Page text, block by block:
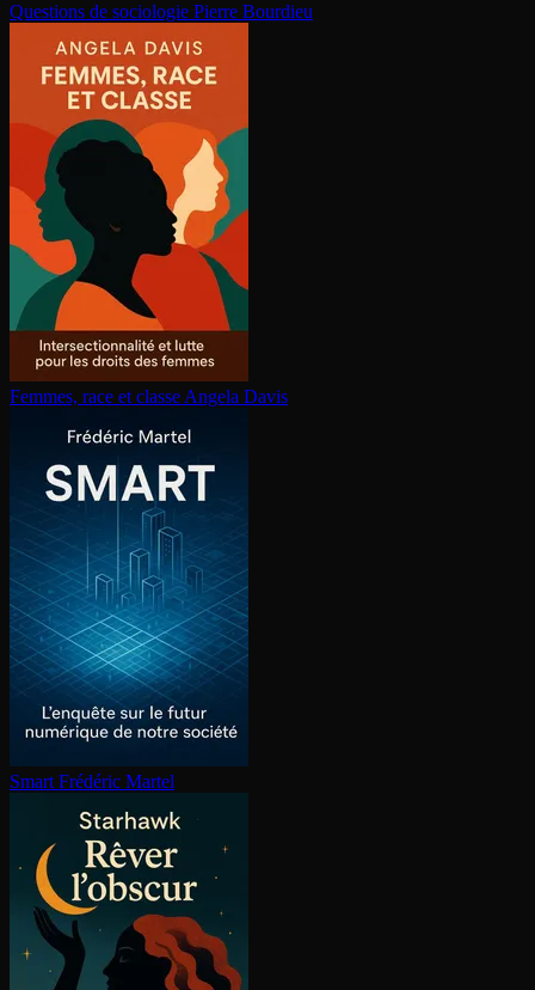
Questions de sociologie Pierre Bourdieu
Femmes, race et classe Angela Davis
Smart Frédéric Martel